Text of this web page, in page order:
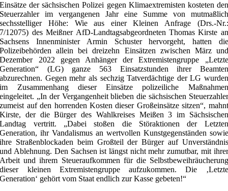
Einsätze der sächsischen Polizei gegen Klimaextremisten kosteten den
Steuerzahler im vergangenen Jahr eine Summe von mutmaßlich
sechsstelliger Höhe: Wie aus einer Kleinen Anfrage (Drs.-Nr.:
7/12075) des Meißner AfD-Landtagsabgeordneten Thomas Kirste an
Sachsens Innenminister Armin Schuster hervorgeht, hatten die
Polizeibehörden allein bei dreizehn Einsätzen zwischen März und
Dezember 2022 gegen Anhänger der Extremistengruppe „Letzte
Generation“ (LG) ganze 563 Einsatzstunden ihrer Beamten
abzurechnen. Gegen mehr als sechzig Tatverdächtige der LG wurden
im Zusammenhang dieser Einsätze polizeiliche Maßnahmen
eingeleitet. „In der Vergangenheit blieben die sächsischen Steuerzahler
zumeist auf den horrenden Kosten dieser Großeinsätze sitzen“, mahnt
Kirste, der die Bürger des Wahlkreises Meißen 3 im Sächsischen
Landtag vertritt. „Dabei stoßen die Störaktionen der Letzten
Generation, ihr Vandalismus an wertvollen Kunstgegenständen sowie
ihre Straßenblockaden beim Großteil der Bürger auf Unverständnis
und Ablehnung. Den Sachsen ist längst nicht mehr zumutbar, mit ihrer
Arbeit und ihrem Steueraufkommen für die Selbstbeweihräucherung
dieser kleinen Extremistengruppe aufzukommen. Die ‚Letzte
Generation‘ gehört vom Staat endlich zur Kasse gebeten!“